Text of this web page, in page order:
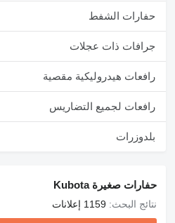
حفارات الشفط
جرافات ذات عجلات
رافعات هيدروليكية مقصية
رافعات لجميع التضاريس
بلدوزرات
حفارات صغيرة Kubota
نتائج البحث: 1159 إعلانات